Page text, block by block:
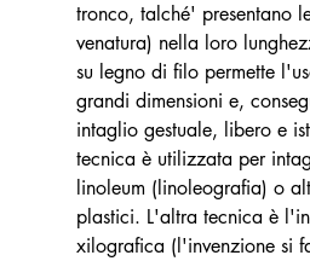
tronco, talché' presentano
venatura) nella loro
su legno di filo permette
grandi dimensioni e,
intaglio gestuale, libero e
tecnica è utilizzata per
linoleum (linoleografia) o
plastici. L'altra tecnica è
xilografica (l'invenzione si